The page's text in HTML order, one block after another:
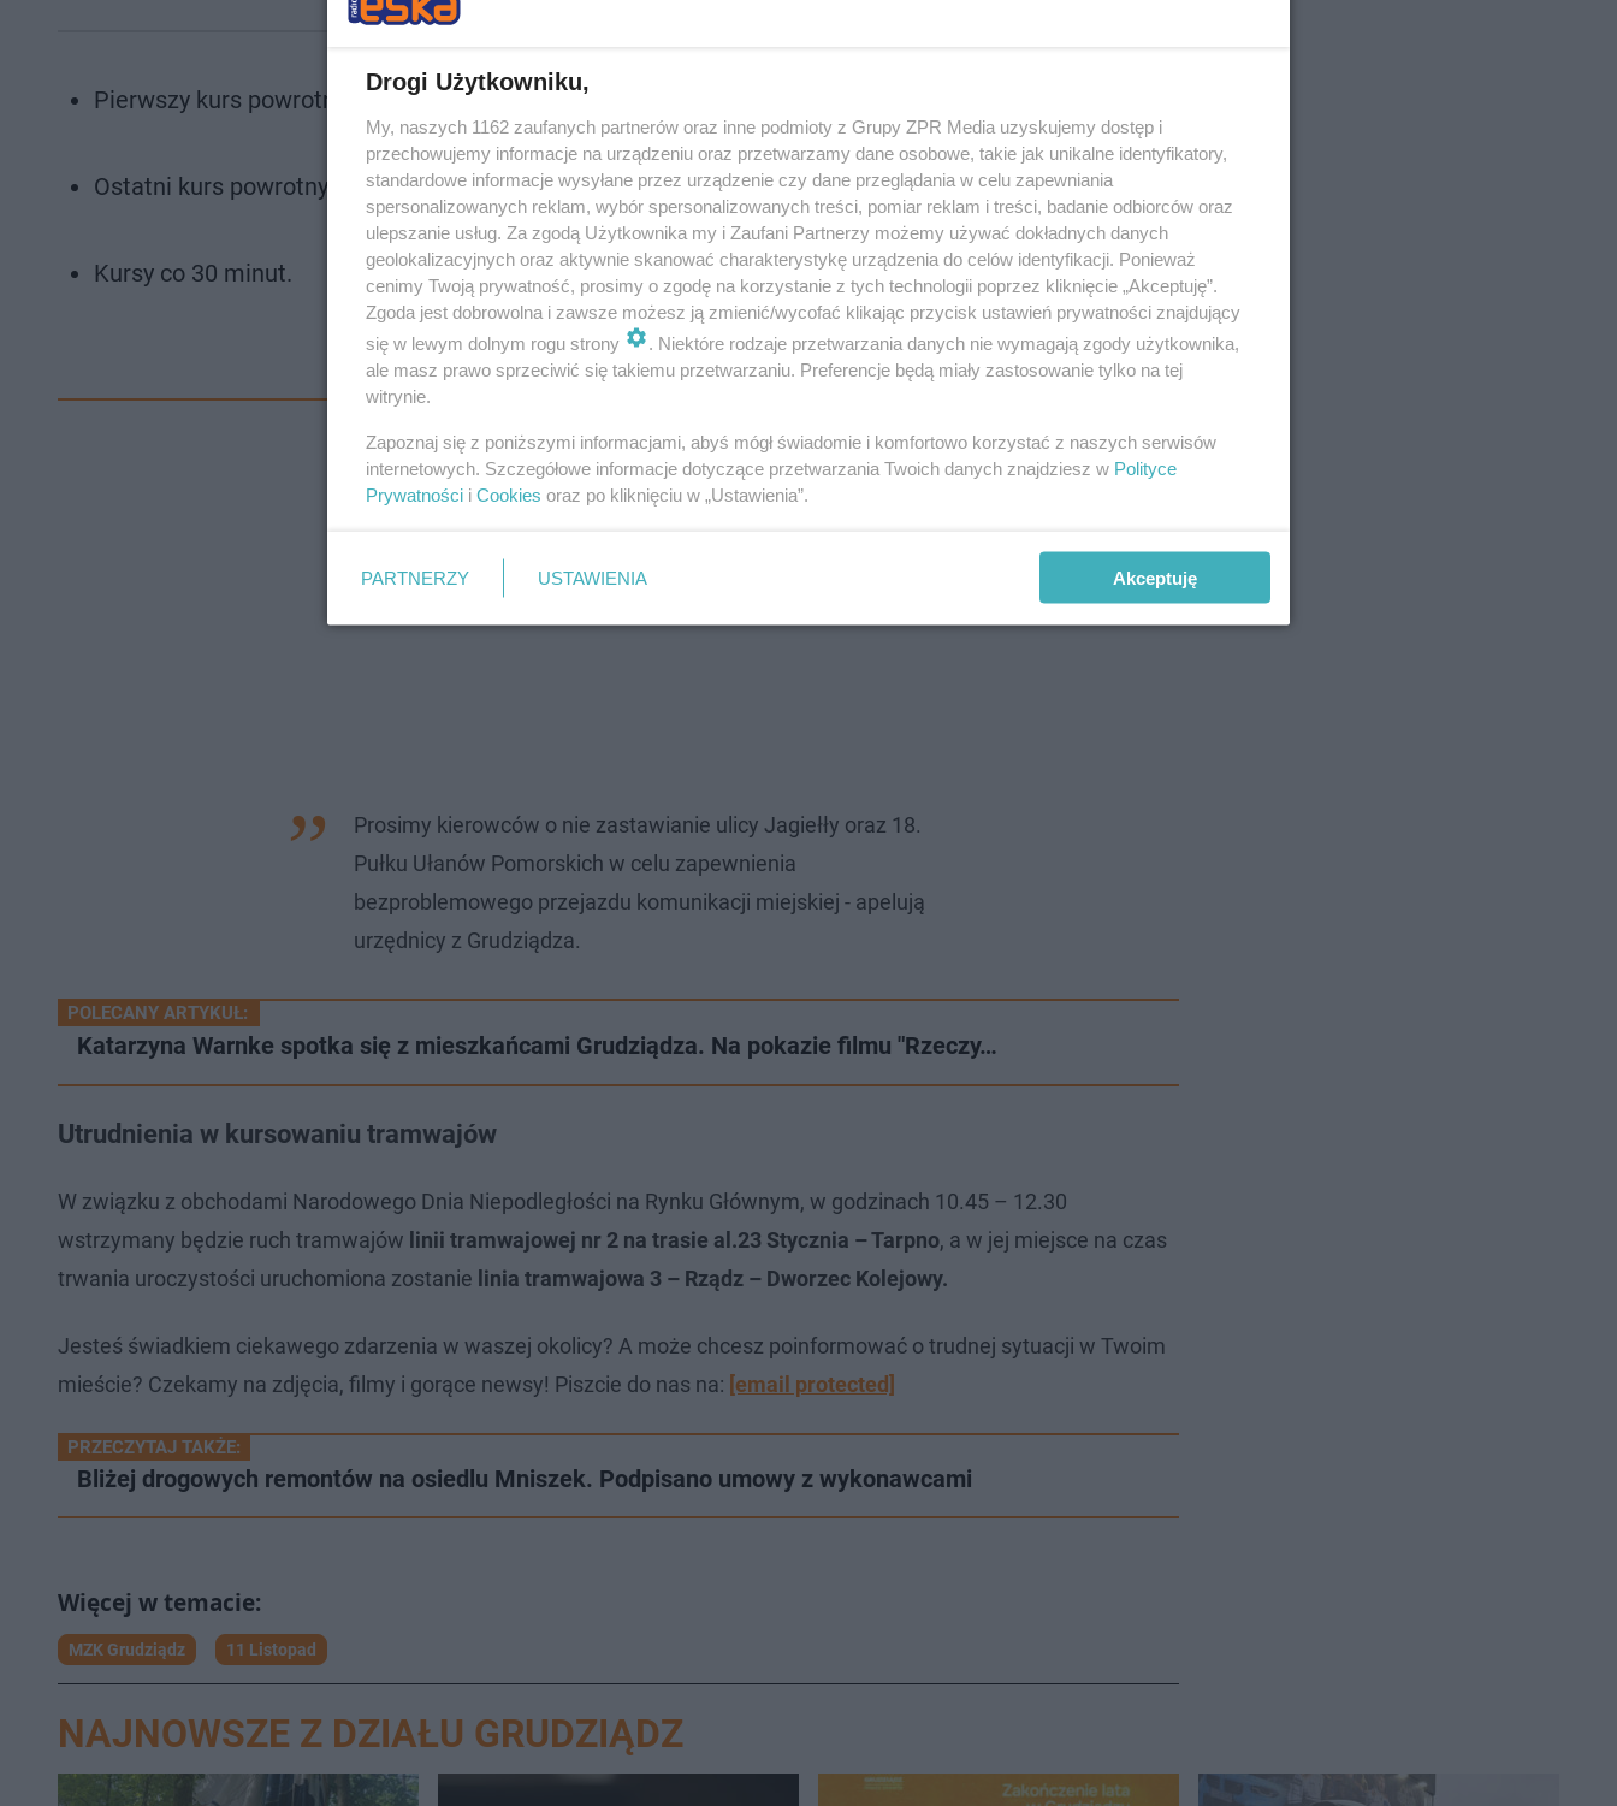
Pierwszy kurs powrotny: 10:59
Ostatni kurs powrotny: 15:09
Kursy co 30 minut.
Prosimy kierowców o nie zastawianie ulicy Jagiełły oraz 18.
Pułku Ułanów Pomorskich w celu zapewnienia
bezproblemowego przejazdu komunikacji miejskiej - apelują
urzędnicy z Grudziądza.
POLECANY ARTYKUŁ:
Katarzyna Warnke spotka się z mieszkańcami Grudziądza. Na pokazie filmu "Rzeczy…
Utrudnienia w kursowaniu tramwajów
W związku z obchodami Narodowego Dnia Niepodległości na Rynku Głównym, w godzinach 10.45 – 12.30
wstrzymany będzie ruch tramwajów linii tramwajowej nr 2 na trasie al.23 Stycznia – Tarpno, a w jej miejsce na czas
trwania uroczystości uruchomiona zostanie linia tramwajowa 3 – Rządz – Dworzec Kolejowy.
Jesteś świadkiem ciekawego zdarzenia w waszej okolicy? A może chcesz poinformować o trudnej sytuacji w Twoim
mieście? Czekamy na zdjęcia, filmy i gorące newsy! Piszcie do nas na: [email protected]
PRZECZYTAJ TAKŻE:
Bliżej drogowych remontów na osiedlu Mniszek. Podpisano umowy z wykonawcami
MZK Grudziądz 11 Listopad
NAJNOWSZE Z DZIAŁU GRUDZIĄDZ
Drogi Użytkowniku,
My, naszych 1162 zaufanych partnerów oraz inne podmioty z Grupy ZPR Media uzyskujemy dostęp i
przechowujemy informacje na urządzeniu oraz przetwarzamy dane osobowe, takie jak unikalne identyfikatory,
standardowe informacje wysyłane przez urządzenie czy dane przeglądania w celu zapewniania
spersonalizowanych reklam, wybór spersonalizowanych treści, pomiar reklam i treści, badanie odbiorców oraz
ulepszanie usług. Za zgodą Użytkownika my i Zaufani Partnerzy możemy używać dokładnych danych
geolokalizacyjnych oraz aktywnie skanować charakterystykę urządzenia do celów identyfikacji. Ponieważ
cenimy Twoją prywatność, prosimy o zgodę na korzystanie z tych technologii poprzez kliknięcie „Akceptuję”.
Zgoda jest dobrowolna i zawsze możesz ją zmienić/wycofać klikając przycisk ustawień prywatności znajdujący
się w lewym dolnym rogu strony
. Niektóre rodzaje przetwarzania danych nie wymagają zgody użytkownika,
ale masz prawo sprzeciwić się takiemu przetwarzaniu. Preferencje będą miały zastosowanie tylko na tej
witrynie.
Zapoznaj się z poniższymi informacjami, abyś mógł świadomie i komfortowo korzystać z naszych serwisów
internetowych. Szczegółowe informacje dotyczące przetwarzania Twoich danych znajdziesz w Polityce
Prywatności i Cookies oraz po kliknięciu w „Ustawienia”.
PARTNERZY USTAWIENIA Akceptuję